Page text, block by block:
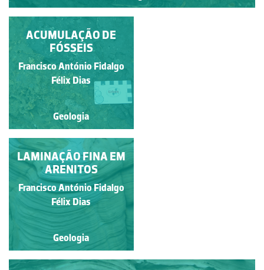
FÓSSIL DE UM
BIVALVE
Francisco António Fidalgo
Félix Dias
Geologia
ACUMULAÇÃO DE
FÓSSEIS
Francisco António Fidalgo
Félix Dias
Geologia
BLOCOS DE
DIFERENTES
LITOLOGIAS NA BASE
DA ARRIBA
Francisco António Fidalgo
Félix Dias
Geologia
LAMINAÇÃO FINA EM
ARENITOS
Francisco António Fidalgo
Félix Dias
Geologia